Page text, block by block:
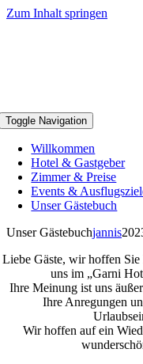
Zum Inhalt springen
Toggle Navigation
Willkommen
Hotel & Gastgeber
Zimmer & Preise
Events &
Unser Gästebuch
Unser Gästebuchjannis
Liebe Gäste, wir hoffen Sie
uns im „Garni
Ihre Meinung ist uns
Ihre Anregungen
Wir hoffen auf ein